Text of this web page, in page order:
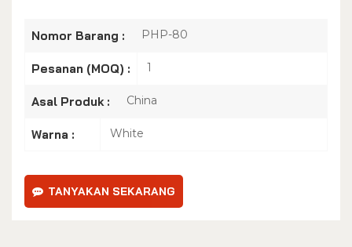
Nomor Barang : PHP-80
Pesanan (MOQ) : 1
Asal Produk : China
Warna : White
TANYAKAN SEKARANG